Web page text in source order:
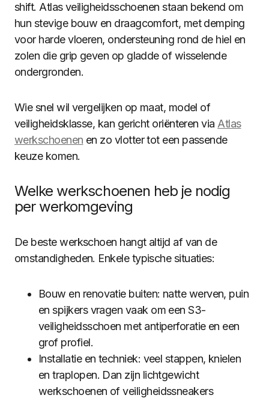
shift. Atlas veiligheidsschoenen staan bekend om
hun stevige bouw en draagcomfort, met demping
voor harde vloeren, ondersteuning rond de hiel en
zolen die grip geven op gladde of wisselende
ondergronden.
Wie snel wil vergelijken op maat, model of
veiligheidsklasse, kan gericht oriënteren via Atlas
werkschoenen en zo vlotter tot een passende
keuze komen.
Welke werkschoenen heb je nodig
per werkomgeving
De beste werkschoen hangt altijd af van de
omstandigheden. Enkele typische situaties:
Bouw en renovatie buiten: natte werven, puin
en spijkers vragen vaak om een S3-
veiligheidsschoen met antiperforatie en een
grof profiel.
Installatie en techniek: veel stappen, knielen
en traplopen. Dan zijn lichtgewicht
werkschoenen of veiligheidssneakers